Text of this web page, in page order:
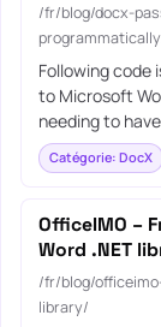
/fr/blog/docx-
Following code
to Microsoft
needing to
Catégorie: DocX
OfficeIMO –
Word .NET
/fr/blog/
library/